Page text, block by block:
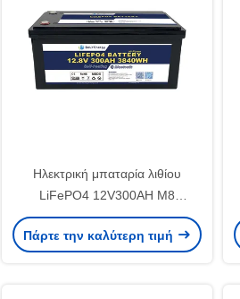
Ηλεκτρική μπαταρία λιθίου
LiFePO4 12V300AH M8
Τερματικός τύπος 30kg 14,6V
Προστασία από υπερτάσεις
Πάρτε την καλύτερη τιμή